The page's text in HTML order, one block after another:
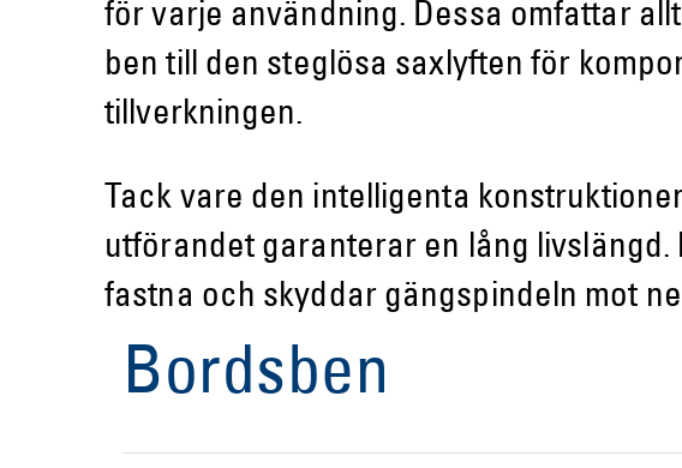
för varje användning. Dessa omfattar
ben till den steglösa saxlyften för
tillverkningen.
Tack vare den intelligenta
utförandet garanterar en lång
fastna och skyddar gängspindeln mot
Bordsben